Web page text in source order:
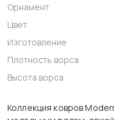
Орнамент
Цвет
Изготовление
Плотность ворса
Высота ворса
Коллекция ковров